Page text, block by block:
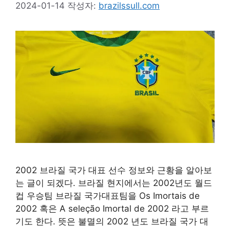
2024-01-14 작성자: brazilssull.com
2002 브라질 국가 대표 선수 정보와 근황을 알아보
는 글이 되겠다. 브라질 현지에서는 2002년도 월드
컵 우승팀 브라질 국가대표팀을 Os Imortais de
2002 혹은 A seleção Imortal de 2002 라고 부르
기도 한다. 뜻은 불멸의 2002 년도 브라질 국가 대